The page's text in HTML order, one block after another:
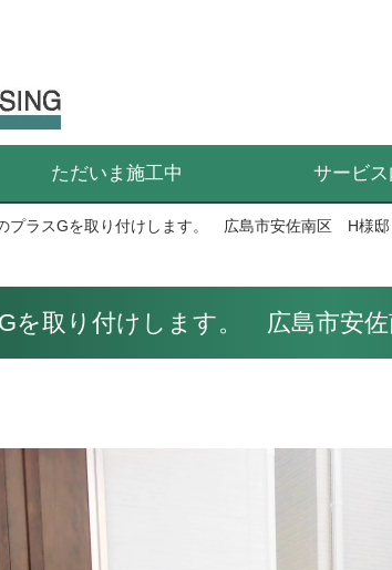
ただいま施工中 サービス
プラスGを取り付けします。 広島市安佐南区 H様
を取り付けします。 広島市安